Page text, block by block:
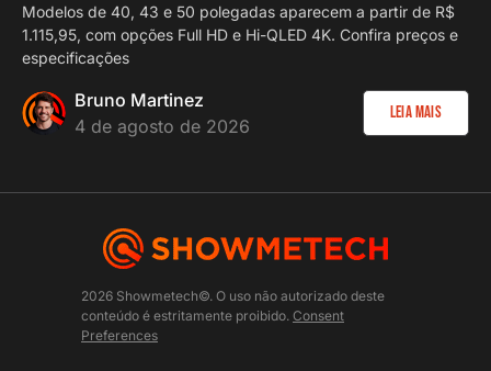
Modelos de 40, 43 e 50 polegadas aparecem a partir de R$
1.115,95, com opções Full HD e Hi-QLED 4K. Confira preços e
especificações
Bruno Martinez
4 de agosto de 2026
Leia Mais
2026 Showmetech©. O uso não autorizado deste
conteúdo é estritamente proibido. Consent
Preferences